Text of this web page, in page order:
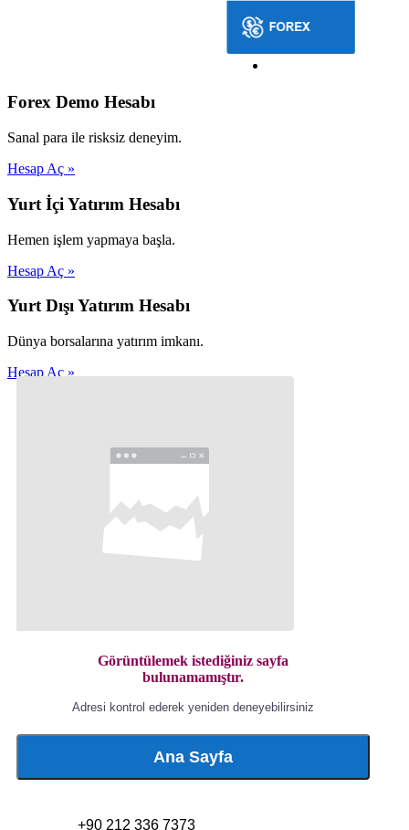
Forex Demo Hesabı
Sanal para ile risksiz deneyim.
Hesap Aç »
Yurt İçi Yatırım Hesabı
Hemen işlem yapmaya başla.
Hesap Aç »
Yurt Dışı Yatırım Hesabı
Dünya borsalarına yatırım imkanı.
Hesap Aç »
Görüntülemek istediğiniz sayfa
bulunamamıştır.
Adresi kontrol ederek yeniden deneyebilirsiniz
Ana Sayfa
+90 212 336 7373